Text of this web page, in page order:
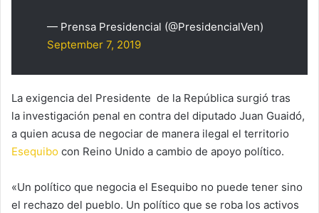
— Prensa Presidencial (@PresidencialVen)
September 7, 2019
La exigencia del Presidente de la República surgió tras
la investigación penal en contra del diputado Juan Guaidó,
a quien acusa de negociar de manera ilegal el territorio
Esequibo con Reino Unido a cambio de apoyo político.
«Un político que negocia el Esequibo no puede tener sino
el rechazo del pueblo. Un político que se roba los activos